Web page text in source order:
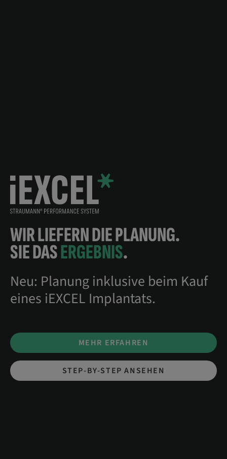
WIR LIEFERN DIE PLANUNG.
SIE DASERGEBNIS.
Neu: Planung inklusive beim Kauf
eines iEXCEL Implantats.
MEHR ERFAHREN
STEP-BY-STEP ANSEHEN